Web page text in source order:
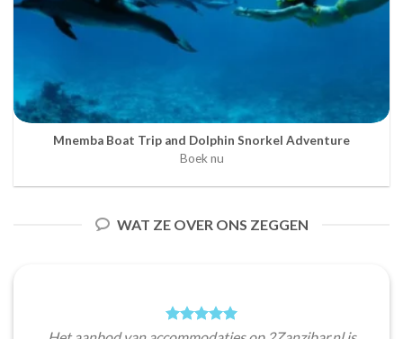
Mnemba Boat Trip and Dolphin Snorkel Adventure
Boek nu
WAT ZE OVER ONS ZEGGEN